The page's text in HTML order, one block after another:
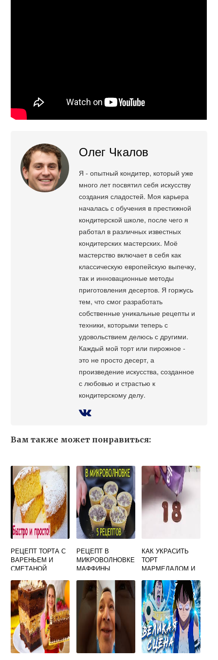
Олег Чкалов
Я - опытный кондитер, который уже
много лет посвятил себя искусству
создания сладостей. Моя карьера
началась с обучения в престижной
кондитерской школе, после чего я
работал в различных известных
кондитерских мастерских. Моё
мастерство включает в себя как
классическую европейскую выпечку,
так и инновационные методы
приготовления десертов. Я горжусь
тем, что смог разработать
собственные уникальные рецепты и
техники, которыми теперь с
удовольствием делюсь с другими.
Каждый мой торт или пирожное -
это не просто десерт, а
произведение искусства, созданное
с любовью и страстью к
кондитерскому делу.
Вам также может понравиться:
РЕЦЕПТ ТОРТА С
ВАРЕНЬЕМ И
СМЕТАНОЙ
РЕЦЕПТ В
МИКРОВОЛНОВКЕ
МАФФИНЫ
КАК УКРАСИТЬ
ТОРТ
МАРМЕЛАДОМ И